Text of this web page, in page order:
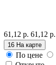
61,12 р. 61,12 р.
16 На карте
По цене